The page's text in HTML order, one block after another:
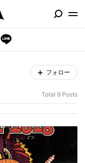
フォロー
Total 9 Posts